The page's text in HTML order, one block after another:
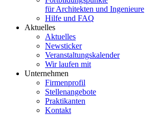
für Architekten und Ingenieure
Hilfe und FAQ
Aktuelles
Aktuelles
Newsticker
Veranstaltungskalender
Wir laufen mit
Unternehmen
Firmenprofil
Stellenangebote
Praktikanten
Kontakt